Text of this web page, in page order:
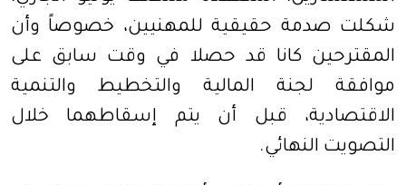
شكلت صدمة حقيقية للمهنيين، خصوصاً وأن
المقترحين كانا قد حصلا في وقت سابق على
موافقة لجنة المالية والتخطيط والتنمية
الاقتصادية، قبل أن يتم إسقاطهما خلال
التصويت النهائي.